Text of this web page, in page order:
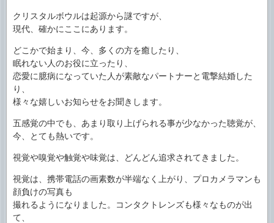
クリスタルボウルは起源から謎ですが、
現代、確かにここにあります。
どこかで始まり、今、多くの方を癒したり、
眠れない人のお役に立ったり、
恋愛に臆病になっていた人が素敵なパートナーと電撃結婚した
り、
様々な嬉しいお知らせをお聞きします。
五感覚の中でも、あまり取り上げられる事が少なかった聴覚が、
今、とても熱いです。
視覚や嗅覚や触覚や味覚は、どんどん追求されてきました。
視覚は、携帯電話の画素数が半端なく上がり、プロカメラマンも
顔負けの写真も
撮れるようになりました。コンタクトレンズも様々なものが出
て、